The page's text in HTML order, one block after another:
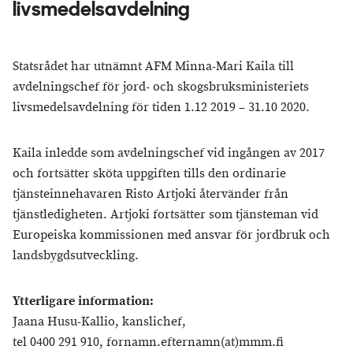
livsmedelsavdelning
Statsrådet har utnämnt AFM Minna-Mari Kaila till
avdelningschef för jord- och skogsbruksministeriets
livsmedelsavdelning för tiden 1.12 2019 – 31.10 2020.
Kaila inledde som avdelningschef vid ingången av 2017
och fortsätter sköta uppgiften tills den ordinarie
tjänsteinnehavaren Risto Artjoki återvänder från
tjänstledigheten. Artjoki fortsätter som tjänsteman vid
Europeiska kommissionen med ansvar för jordbruk och
landsbygdsutveckling.
Ytterligare information:
Jaana Husu-Kallio, kanslichef,
tel 0400 291 910, fornamn.efternamn(at)mmm.fi